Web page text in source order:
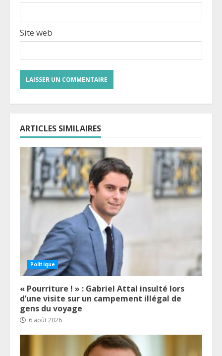
Site web
ARTICLES SIMILAIRES
Politique
« Pourriture ! » : Gabriel Attal insulté lors
d’une visite sur un campement illégal de
gens du voyage
6 août 2026